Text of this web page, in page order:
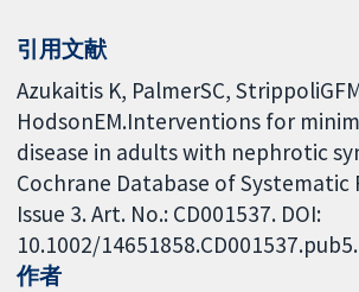
引用文献
Azukaitis K, PalmerSC,
HodsonEM.Interventions for
disease in adults with nephrotic
Cochrane Database of Systematic
Issue 3. Art. No.: CD001537. DOI:
10.1002/14651858.CD001537.pub5.
作者